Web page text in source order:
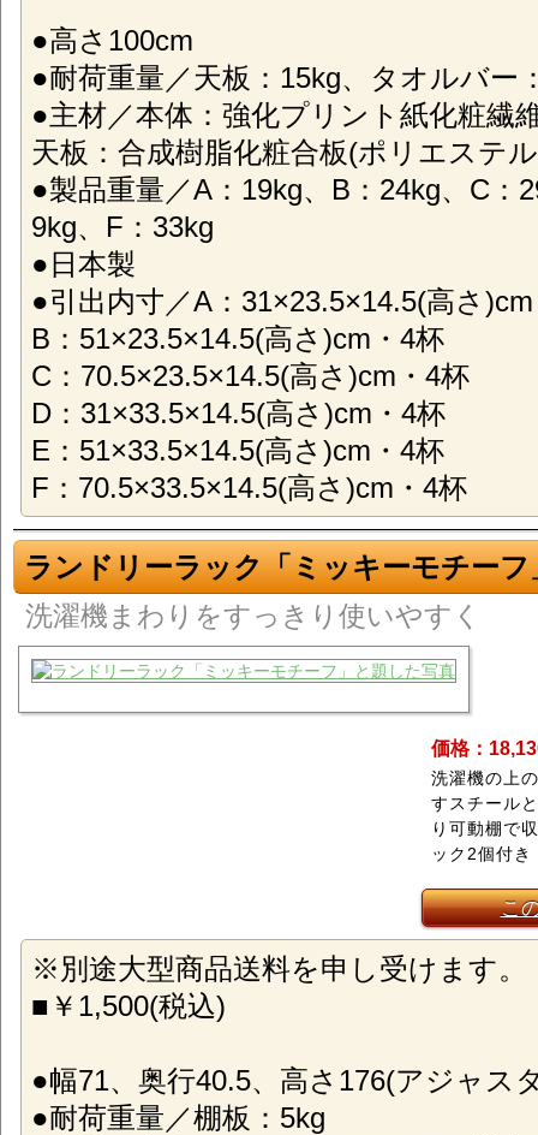
●高さ100cm
●耐荷重量／天板：15kg、タオルバー
●主材／本体：強化プリント紙化粧繊
天板：合成樹脂化粧合板(ポリエステ
●製品重量／A：19kg、B：24kg、C：
9kg、F：33kg
●日本製
●引出内寸／A：31×23.5×14.5(高さ
B：51×23.5×14.5(高さ)cm・4杯
C：70.5×23.5×14.5(高さ)cm・4杯
D：31×33.5×14.5(高さ)cm・4杯
E：51×33.5×14.5(高さ)cm・4杯
F：70.5×33.5×14.5(高さ)cm・4杯
ランドリーラック「ミッキーモチーフ
洗濯機まわりをすっきり使いやすく
価格：
洗濯機の上
すスチール
り可動棚で
ック2個付き
こ
※別途大型商品送料を申し受けます。
■￥1,500(税込)
●幅71、奥行40.5、高さ176(アジャス
●耐荷重量／棚板：5kg